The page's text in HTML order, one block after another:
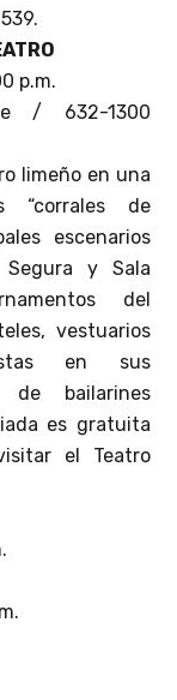
p.m.
/ 632-1300
limeño en una
“corrales de
escenarios
y Sala
del
vestuarios
en sus
de bailarines
es gratuita
el Teatro